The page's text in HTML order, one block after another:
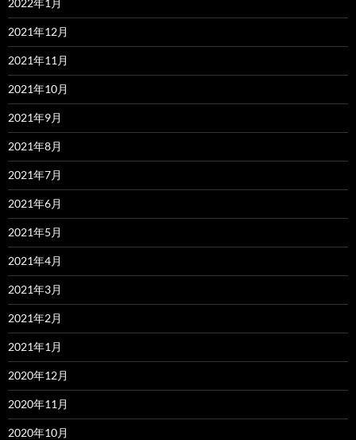
2022年1月
2021年12月
2021年11月
2021年10月
2021年9月
2021年8月
2021年7月
2021年6月
2021年5月
2021年4月
2021年3月
2021年2月
2021年1月
2020年12月
2020年11月
2020年10月